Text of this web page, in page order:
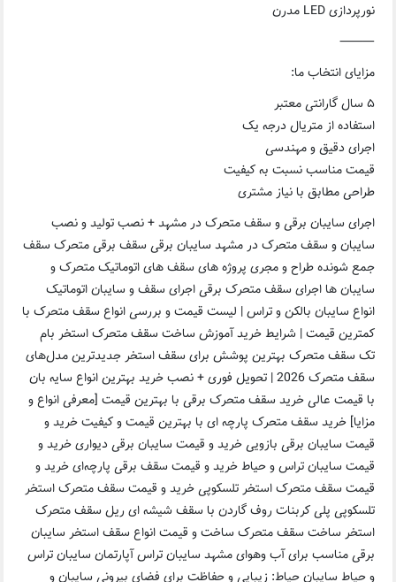
نورپردازی LED مدرن
⸻
مزایای انتخاب ما:
۵ سال گارانتی معتبر
استفاده از متریال درجه یک
اجرای دقیق و مهندسی
قیمت مناسب نسبت به کیفیت
طراحی مطابق با نیاز مشتری
اجرای سایبان برقی و سقف متحرک در مشهد + نصب تولید و نصب
سایبان و سقف متحرک در مشهد سایبان برقی سقف برقی متحرک سقف
جمع شونده طراح و مجری پروژه های سقف های اتوماتیک متحرک و
سایبان ها اجرای سقف متحرک برقی اجرای سقف و سایبان اتوماتیک
انواع سایبان بالکن و تراس | لیست قیمت و بررسی انواع سقف متحرک با
کمترین قیمت | شرایط خرید آموزش ساخت سقف متحرک استخر بام
تک سقف متحرک بهترین پوشش برای سقف استخر جدیدترین مدل‌های
سقف متحرک 2026 | تحویل فوری + نصب خرید بهترین انواع سایه بان
با قیمت عالی خرید سقف متحرک برقی با بهترین قیمت [معرفی انواع و
مزایا] خرید سقف متحرک پارچه ای با بهترین قیمت و کیفیت خرید و
قیمت سایبان برقی بازویی خرید و قیمت سایبان برقی دیواری خرید و
قیمت سایبان تراس و حیاط خرید و قیمت سقف برقی پارچه‌ای خرید و
قیمت سقف متحرک استخر تلسکوپی خرید و قیمت سقف متحرک استخر
تلسکوپی پلی کربنات روف گاردن با سقف شیشه ای ریل سقف متحرک
استخر ساخت سقف متحرک ساخت و قیمت انواع سقف استخر سایبان
برقی مناسب برای آب وهوای مشهد سایبان تراس آپارتمان سایبان تراس
و حیاط سایبان حیاط: زیبایی و حفاظت برای فضای بیرونی سایبان و